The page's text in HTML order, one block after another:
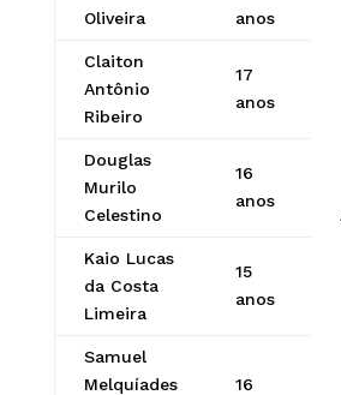
Oliveira
anos
Claiton
Antônio
Ribeiro
17
anos
Douglas
Murilo
Celestino
16
anos
Kaio Lucas
da Costa
Limeira
15
anos
Samuel
Melquíades
16